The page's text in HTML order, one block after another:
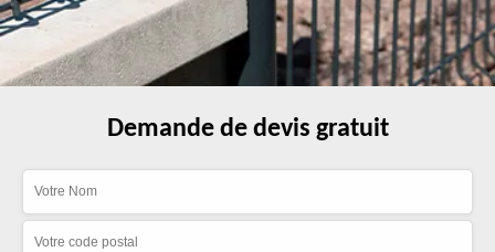
Demande de devis gratuit